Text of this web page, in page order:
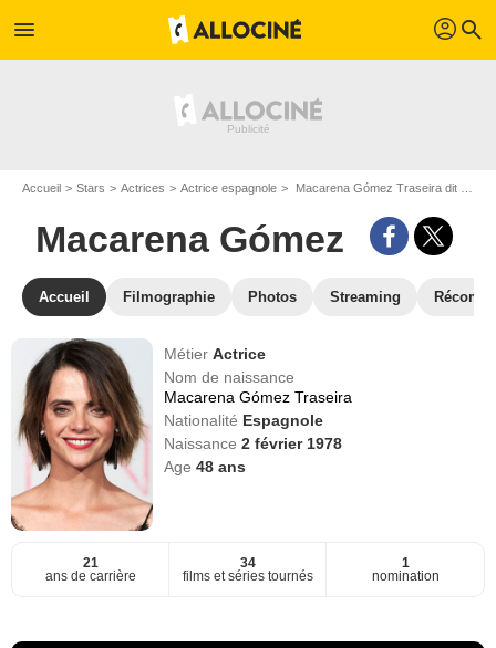
menu profil search
Accueil Stars Actrices Actrice espagnole Macarena Gómez Traseira dit Macarena Gómez
Macarena Gómez
Accueil Filmographie Photos Streaming
MétierActrice
Nom de naissance
Macarena Gómez Traseira
Nationalité Espagnole
Naissance2 février 1978
Age48 ans
21
ans de carrière
34
films et séries tournés
1
nomination